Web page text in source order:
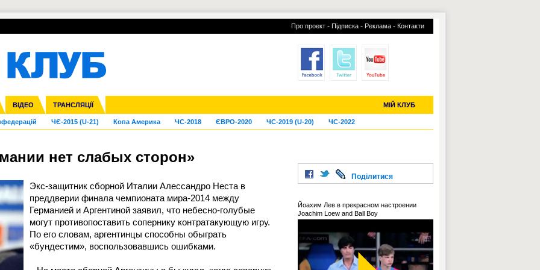
Про проект - Підписка - Реклама - Контакти
ВІДЕО ТРАНСЛЯЦІЇ МІЙ КЛУБ
ліга Кубок України Молодіжка
Ліга націй Ліга конференцій
Франція Інші
ЧЄ-2015 (U-21) Копа Америка ЧС-2018 ЄВРО-2020 ЧС-2019 (U-20) ЧС-2022
УПЛ-ПЕРЕХОДИ УСІ ТРАНСФЕРИ
нет слабых сторон»
Экс-защитник сборной Италии Алессандро Неста в
преддверии финала чемпионата мира-2014 между
Германией и Аргентиной заявил, что небесно-голубые
могут противопоставить сопернику контратакующую игру.
По его словам, аргентинцы способны обыграть
«бундестим», воспользовавшись ошибками.
Поділитися
Йоахим Лев в прекрасном настроении
Joachim Loew and Ball Boy